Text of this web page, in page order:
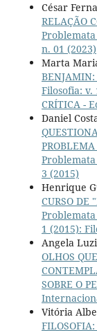
César
RELAÇÃO
n. 01 (2023)
Marta
BENJAMIN:
Filosofia: v.
CRÍTICA -
Daniel
3 (2015)
Henrique
CURSO DE
1 (2015):
Angela
OLHOS
SOBRE O
Vitória
FILOSOFIA: